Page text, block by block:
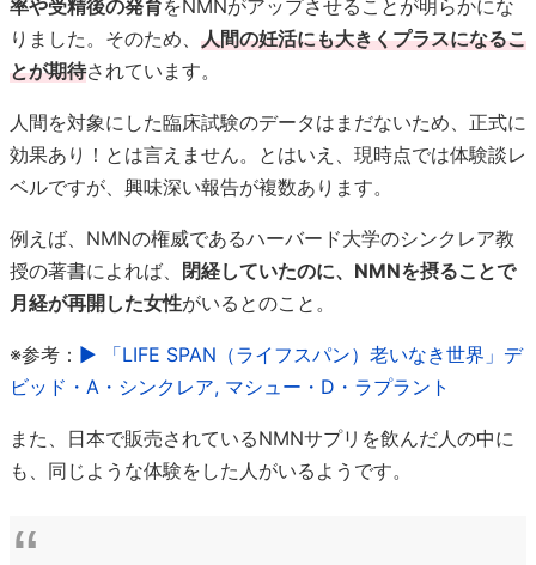
率や受精後の発育をNMNがアップさせることが明らかにな
りました。そのため、 人間の妊活にも大きくプラスになるこ
とが期待されています。
人間を対象にした臨床試験のデータはまだないため、正式に
効果あり！とは言えません。とはいえ、現時点では体験談レ
ベルですが、興味深い報告が複数あります。
例えば、NMNの権威であるハーバード大学のシンクレア教
授の著書によれば、 閉経していたのに、NMNを摂ることで
月経が再開した女性がいるとのこと。
※参考： ▶ 「LIFE SPAN（ライフスパン）老いなき世界」デ
ビッド・A・シンクレア, マシュー・D・ラプラント
また、日本で販売されているNMNサプリを飲んだ人の中に
も、同じような体験をした人がいるようです。